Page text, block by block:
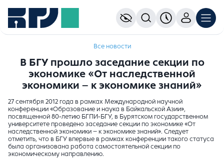
Все новости
В БГУ прошло заседание секции по
экономике «От наследственной
экономики – к экономике знаний»
27 сентября 2012 года в рамках Международной научной
конференции «Образование и наука в Байкальской Азии»,
посвященной 80-летию БГПИ-БГУ, в Бурятском государственном
университете проведено заседание секции по экономике «От
наследственной экономики – к экономике знаний». Следует
отметить, что в БГУ впервые в рамках конференции такого статуса
была организована работа самостоятельной секции по
экономическому направлению.